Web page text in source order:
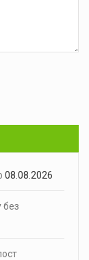
08.08.2026
без